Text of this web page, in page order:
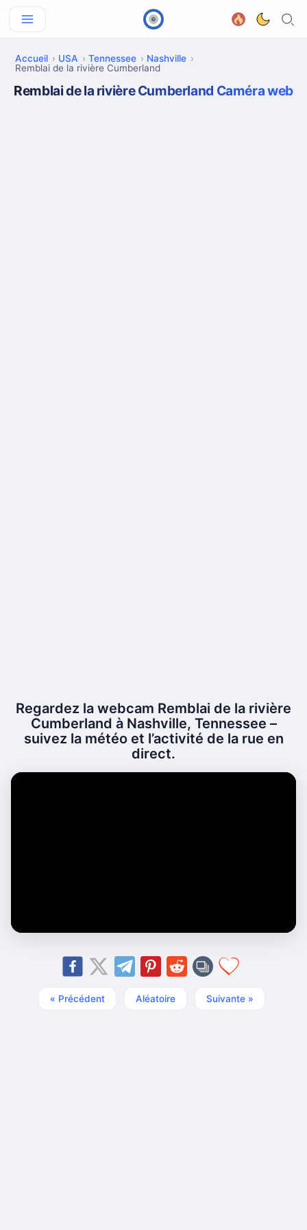
Accueil USA Tennessee
Nashville
Remblai de la rivière Cumberland
Remblai de la rivière Cumberland Caméra web
Regardez la webcam Remblai de la rivière
Cumberland à Nashville, Tennessee –
suivez la météo et l’activité de la rue en
direct.
« Précédent Aléatoire Suivante »